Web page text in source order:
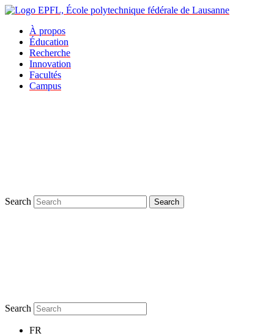
À propos
Éducation
Recherche
Innovation
Facultés
Campus
Search Search
Search
FR